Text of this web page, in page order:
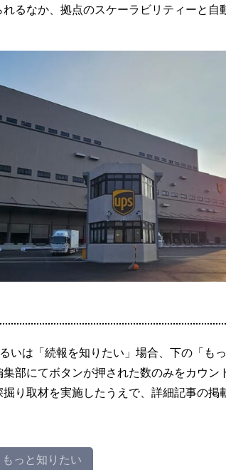
るなか、拠点のスケーラビリティーと自
いは「続報を知りたい」場合、下の「も
部にてボタンが押された数のみをカウン
り取材を実施したうえで、詳細記事の掲
もっと知りたい